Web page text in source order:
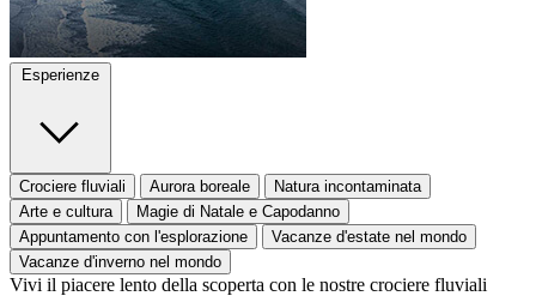
Esperienze
Crociere fluviali Aurora boreale
Natura incontaminata
Arte e cultura
Magie di Natale e Capodanno
Appuntamento con l'esplorazione
Vacanze d'estate nel mondo
Vacanze d'inverno nel mondo
Vivi il piacere lento della scoperta con le nostre crociere fluviali